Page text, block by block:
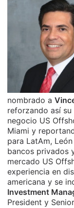
nombrado a
reforzando así
negocio US
Miami y
para LatAm,
bancos privados
mercado US
experiencia en
americana y se
Investment
President y